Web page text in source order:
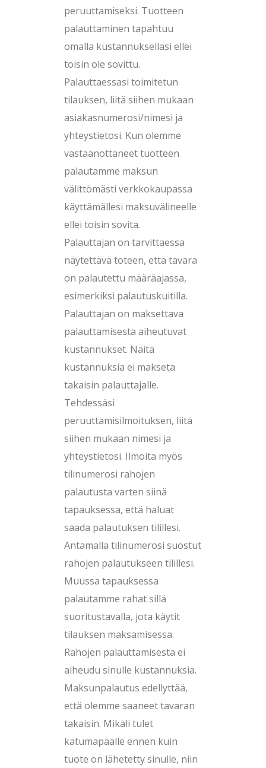
peruuttamiseksi. Tuotteen
palauttaminen tapahtuu
omalla kustannuksellasi ellei
toisin ole sovittu.
Palauttaessasi toimitetun
tilauksen, liitä siihen mukaan
asiakasnumerosi/nimesi ja
yhteystietosi. Kun olemme
vastaanottaneet tuotteen
palautamme maksun
välittömästi verkkokaupassa
käyttämällesi maksuvälineelle
ellei toisin sovita.
Palauttajan on tarvittaessa
näytettävä toteen, että tavara
on palautettu määräajassa,
esimerkiksi palautuskuitilla.
Palauttajan on maksettava
palauttamisesta aiheutuvat
kustannukset. Näitä
kustannuksia ei makseta
takaisin palauttajalle.
Tehdessäsi
peruuttamisilmoituksen, liitä
siihen mukaan nimesi ja
yhteystietosi. Ilmoita myös
tilinumerosi rahojen
palautusta varten siinä
tapauksessa, että haluat
saada palautuksen tilillesi.
Antamalla tilinumerosi suostut
rahojen palautukseen tilillesi.
Muussa tapauksessa
palautamme rahat sillä
suoritustavalla, jota käytit
tilauksen maksamisessa.
Rahojen palauttamisesta ei
aiheudu sinulle kustannuksia.
Maksunpalautus edellyttää,
että olemme saaneet tavaran
takaisin. Mikäli tulet
katumapäälle ennen kuin
tuote on lähetetty sinulle, niin